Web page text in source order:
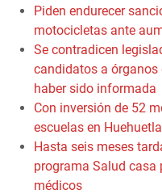
Piden endurecer
motocicletas ante
Se contradicen
candidatos a órganos
haber sido informada
Con inversión de 52
escuelas en
Hasta seis meses
programa Salud casa
médicos